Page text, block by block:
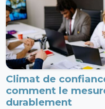
Climat de
comment le
durablement